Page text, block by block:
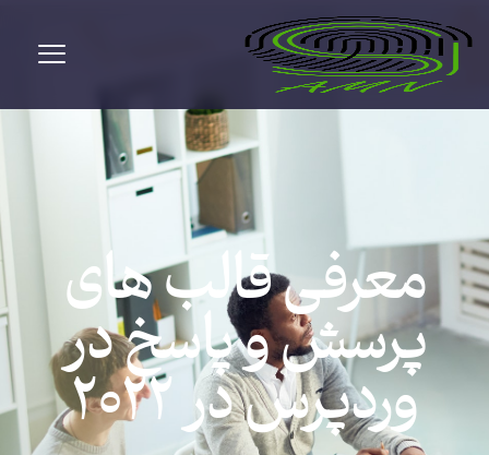
معرفی قالب های
پرسش و پاسخ در
وردپرس در ۲۰۲۲